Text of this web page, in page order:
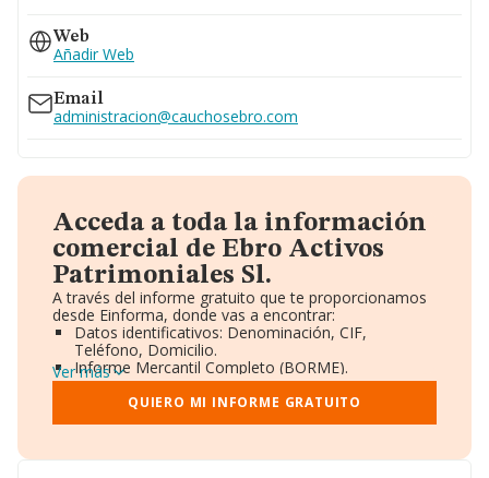
Web
Añadir Web
Email
administracion@cauchosebro.com
Acceda a toda la información
comercial de Ebro Activos
Patrimoniales Sl.
A través del informe gratuito que te proporcionamos
desde Einforma, donde vas a encontrar:
Datos identificativos: Denominación, CIF,
Teléfono, Domicilio.
Informe Mercantil Completo (BORME).
Gráficos de Evolución Ventas y Empleados.
Consejo de Administración y Administradores.
Directivos y Ejecutivos.
Ver más
QUIERO MI INFORME GRATUITO